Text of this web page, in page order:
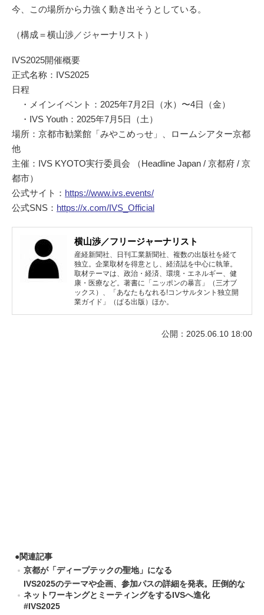
今、この場所から力強く動き出そうとしている。
（構成＝横山渉／ジャーナリスト）
IVS2025開催概要
正式名称：IVS2025
日程
・メインイベント：2025年7月2日（水）〜4日（金）
・IVS Youth：2025年7月5日（土）
場所：京都市勧業館「みやこめっせ」、ロームシアター京都
他
主催：IVS KYOTO実行委員会 （Headline Japan / 京都府 / 京
都市）
公式サイト： https://www.ivs.events/
公式SNS： https://x.com/IVS_Official
横山渉／フリージャーナリスト
産経新聞社、日刊工業新聞社、複数の出版社を経て
独立。企業取材を得意とし、経済誌を中心に執筆。
取材テーマは、政治・経済、環境・エネルギー、健
康・医療など。著書に「ニッポンの暴言」（三才ブ
ックス）、「あなたもなれる!コンサルタント独立開
業ガイド」（ぱる出版）ほか。
公開：2025.06.10 18:00
●関連記事
京都が「ディープテックの聖地」になる
IVS2025のテーマや企画、参加パスの詳細を発表。圧倒的な
ネットワーキングとミーティングをするIVSへ進化
#IVS2025